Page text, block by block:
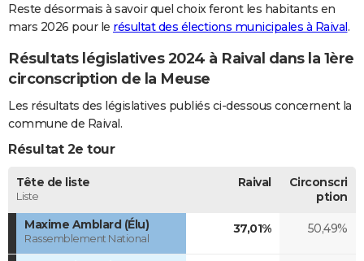
S'inscrire
Se connecter
Lycées
Collèges
Primaires
Universités
Entreprises
Service militaire
Avis de recherche
AVIS DE DÉCÈS
FORUM
Bricolage
Lifestyle
Culture
Sport
Auto
Television
Voyage
Cinema
Reste désormais à savoir quel choix feront les habitants en
mars 2026 pour le résultat des élections municipales à Raival.
Résultats législatives 2024 à Raival dans la 1ère
circonscription de la Meuse
Les résultats des législatives publiés ci-dessous concernent la
commune de Raival.
Résultat 2e tour
Tête de liste
Liste
Raival
Circonscri
ption
Maxime Amblard (Élu)
Rassemblement National
37,01% 50,49%